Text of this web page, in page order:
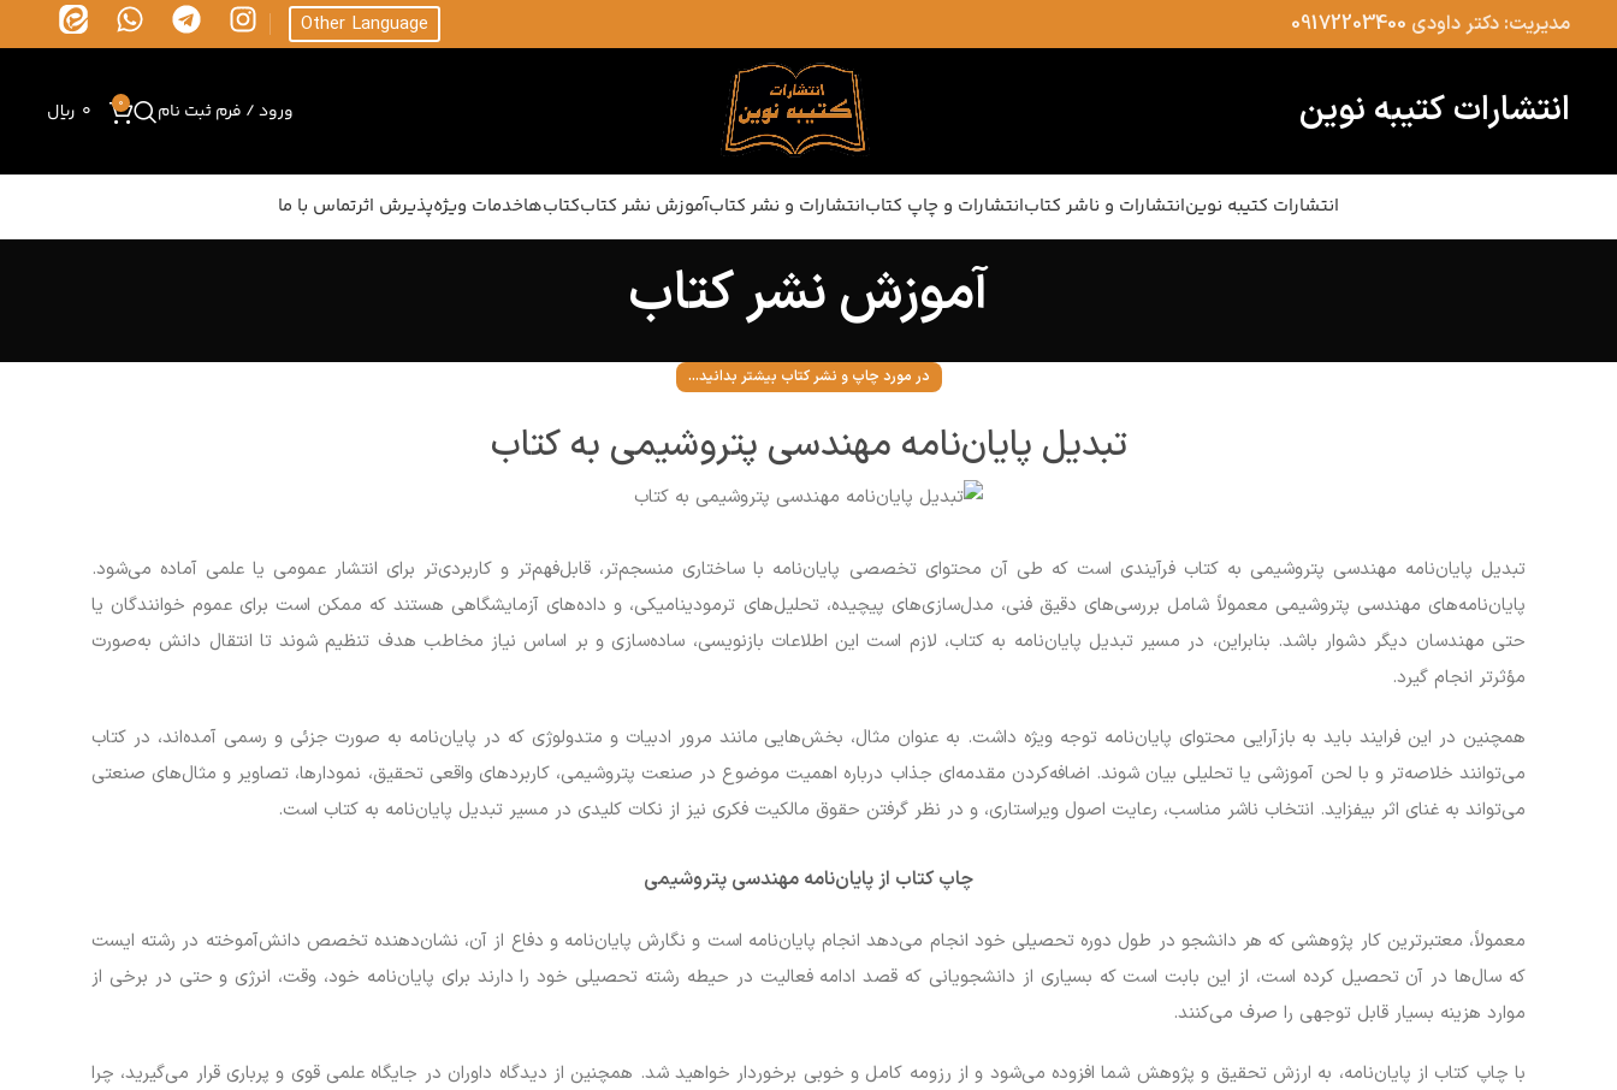
مدیریت: دکتر داودی 09172203400
Other Language
انتشارات کتیبه نوین ورود / فرم ثبت نام 0 ریال 0
انتشارات کتیبه نوینانتشارات و ناشر کتابانتشارات و چاپ کتابانتشارات و نشر کتابآموزش نشر کتابکتاب‌هاخدمات ویژهپذیرش اثرتماس با ما
آموزش نشر کتاب
در مورد چاپ و نشر کتاب بیشتر بدانید...
تبدیل پایان‌نامه مهندسی پتروشیمی به کتاب
تبدیل پایان‌نامه مهندسی پتروشیمی به کتاب فرآیندی است که طی آن محتوای تخصصی پایان‌نامه با ساختاری منسجم‌تر، قابل‌فهم‌تر و کاربردی‌تر برای انتشار عمومی یا علمی آماده می‌شود.
پایان‌نامه‌های مهندسی پتروشیمی معمولاً شامل بررسی‌های دقیق فنی، مدل‌سازی‌های پیچیده، تحلیل‌های ترمودینامیکی، و داده‌های آزمایشگاهی هستند که ممکن است برای عموم خوانندگان یا
حتی مهندسان دیگر دشوار باشد. بنابراین، در مسیر تبدیل پایان‌نامه به کتاب، لازم است این اطلاعات بازنویسی، ساده‌سازی و بر اساس نیاز مخاطب هدف تنظیم شوند تا انتقال دانش به‌صورت
مؤثرتر انجام گیرد.
همچنین در این فرایند باید به بازآرایی محتوای پایان‌نامه توجه ویژه داشت. به عنوان مثال، بخش‌هایی مانند مرور ادبیات و متدولوژی که در پایان‌نامه به صورت جزئی و رسمی آمده‌اند، در کتاب
می‌توانند خلاصه‌تر و با لحن آموزشی یا تحلیلی بیان شوند. اضافه‌کردن مقدمه‌ای جذاب درباره اهمیت موضوع در صنعت پتروشیمی، کاربردهای واقعی تحقیق، نمودارها، تصاویر و مثال‌های صنعتی
می‌تواند به غنای اثر بیفزاید. انتخاب ناشر مناسب، رعایت اصول ویراستاری، و در نظر گرفتن حقوق مالکیت فکری نیز از نکات کلیدی در مسیر تبدیل پایان‌نامه به کتاب است.
چاپ کتاب از پایان‌نامه مهندسی پتروشیمی
معمولاً، معتبرترین کار پژوهشی که هر دانشجو در طول دوره تحصیلی خود انجام می‌دهد انجام پایان‌نامه است و نگارش پایان‌نامه و دفاع از آن، نشان‌دهنده تخصص دانش‌آموخته در رشته ایست
که سال‌ها در آن تحصیل کرده است، از این بابت است که بسیاری از دانشجویانی که قصد ادامه فعالیت در حیطه رشته تحصیلی خود را دارند برای پایان‌نامه خود، وقت، انرژی و حتی در برخی از
موارد هزینه بسیار قابل توجهی را صرف می‌کنند.
با چاپ کتاب از پایان‌نامه، به ارزش تحقیق و پژوهش شما افزوده می‌شود و از رزومه کامل و خوبی برخوردار خواهید شد. همچنین از دیدگاه داوران در جایگاه علمی قوی و پرباری قرار می‌گیرید، چرا